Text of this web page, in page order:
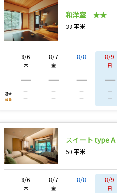
和洋室 ★★
33 平米
8/6
木
8/7
金
8/8
土
8/9
日
通常
会員
―
―
―
―
―
―
―
―
―
―
―
―
スイート type
50 平米
8/6
木
8/7
金
8/8
土
8/9
日